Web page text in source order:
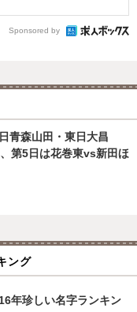
Sponsored by
青森山田・東日大昌
第5日は花巻東vs新田ほ
ング
年珍しい名字ランキン